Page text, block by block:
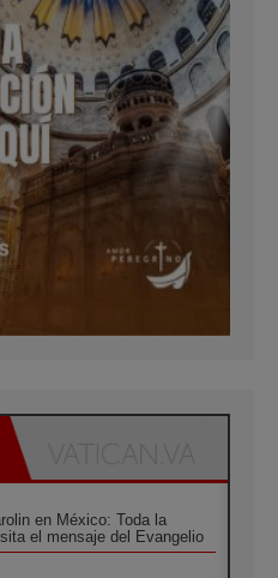
en México: Toda la
el mensaje del Evangelio